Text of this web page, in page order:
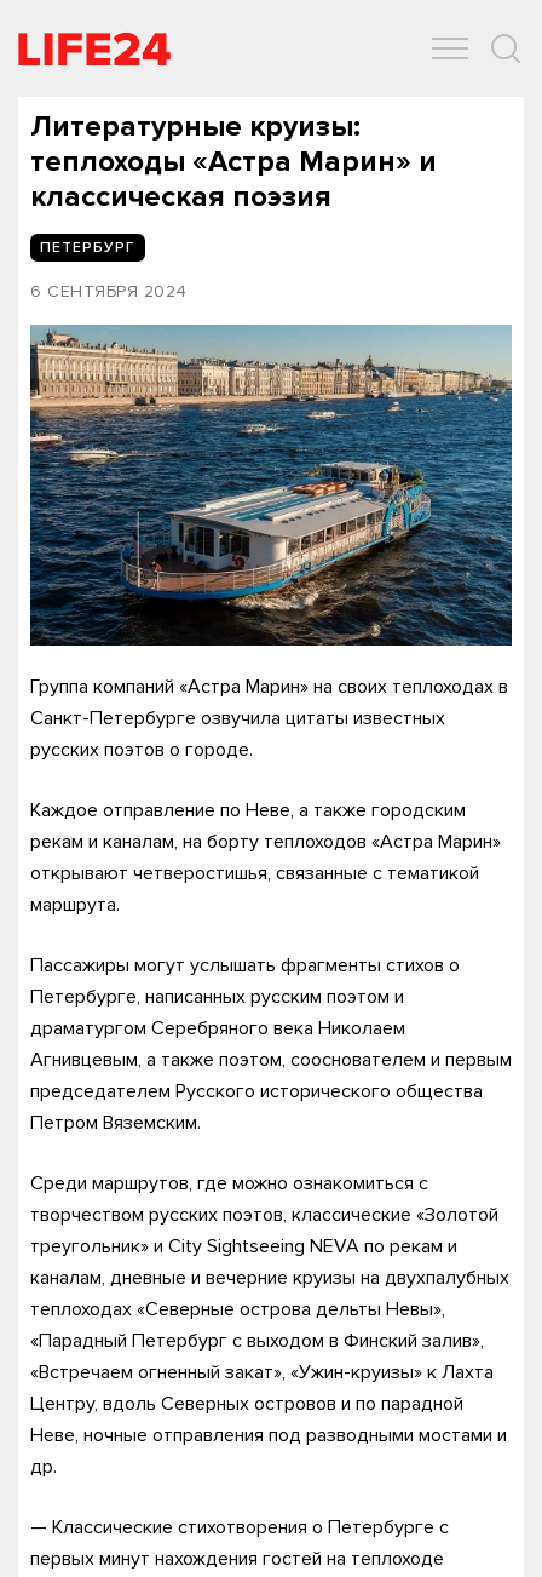
Литературные круизы:
теплоходы «Астра Марин» и
классическая поэзия
ПЕТЕРБУРГ
6 СЕНТЯБРЯ 2024
Группа компаний «Астра Марин» на своих теплоходах в
Санкт-Петербурге озвучила цитаты известных
русских поэтов о городе.
Каждое отправление по Неве, а также городским
рекам и каналам, на борту теплоходов «Астра Марин»
открывают четверостишья, связанные с тематикой
маршрута.
Пассажиры могут услышать фрагменты стихов о
Петербурге, написанных русским поэтом и
драматургом Серебряного века Николаем
Агнивцевым, а также поэтом, сооснователем и первым
председателем Русского исторического общества
Петром Вяземским.
Среди маршрутов, где можно ознакомиться с
творчеством русских поэтов, классические «Золотой
треугольник» и City Sightseeing NEVA по рекам и
каналам, дневные и вечерние круизы на двухпалубных
теплоходах «Северные острова дельты Невы»,
«Парадный Петербург с выходом в Финский залив»,
«Встречаем огненный закат», «Ужин-круизы» к Лахта
Центру, вдоль Северных островов и по парадной
Неве, ночные отправления под разводными мостами и
др.
— Классические стихотворения о Петербурге с
первых минут нахождения гостей на теплоходе